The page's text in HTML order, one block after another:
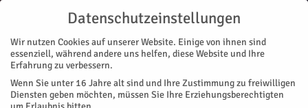
Start Galerie Galerie 2025 Leben in schwarz-weiß und Farbe
GALERIE GALERIE 2025
Datenschutzeinstellungen
Wir nutzen Cookies auf unserer Website. Einige von ihnen sind
essenziell, während andere uns helfen, diese Website und Ihre
Erfahrung zu verbessern.
Wenn Sie unter 16 Jahre alt sind und Ihre Zustimmung zu freiwilligen
Diensten geben möchten, müssen Sie Ihre Erziehungsberechtigten